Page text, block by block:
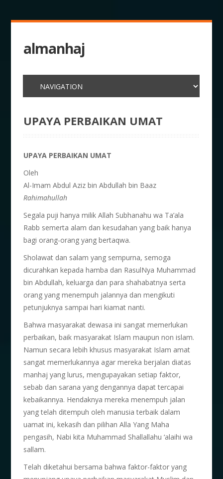
almanhaj
UPAYA PERBAIKAN UMAT
UPAYA PERBAIKAN UMAT
Oleh
Al-Imam Abdul Aziz bin Abdullah bin Baaz
Rahimahullah
Segala puji hanya milik Allah Subhanahu wa Ta’ala
Rabb semerta alam dan kesudahan yang baik hanya
bagi orang-orang yang bertaqwa.
Sholawat dan salam yang sempurna, semoga
dicurahkan kepada hamba dan RasulNya Muhammad
bin Abdullah, keluarga dan para shahabatnya serta
orang yang menempuh jalannya dan mengikuti
petunjuknya sampai hari kiamat nanti.
Bahwa masyarakat dewasa ini sangat memerlukan
perbaikan, baik masyarakat Islam maupun non islam.
Namun secara lebih khusus masyarakat Islam amat
sangat memerlukannya agar mereka berjalan diatas
manhaj yang lurus, mengupayakan setiap faktor,
sebab dan sarana yang dengannya dapat tercapai
kebaikannya. Hendaknya mereka menempuh jalan
yang telah ditempuh oleh manusia terbaik dalam
uamat ini, kekasih dan pilihan Alla Yang Maha
pengasih, Nabi kita Muhammad Shallallahu ‘alaihi wa
sallam.
Telah diketahui bersama bahwa faktor-faktor yang